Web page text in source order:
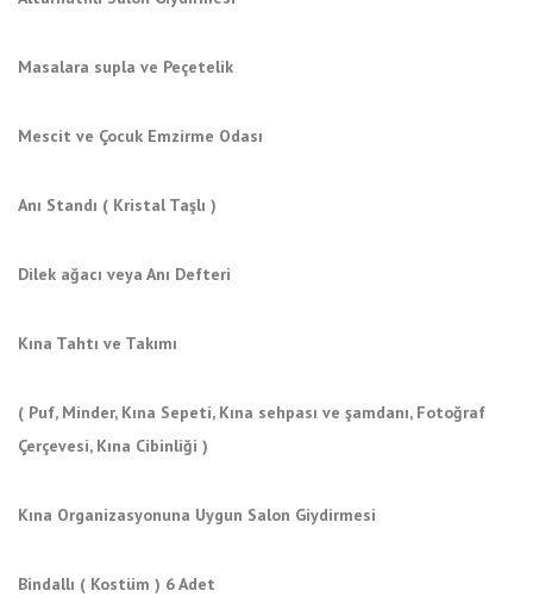
Masalara supla ve Peçetelik
Mescit ve Çocuk Emzirme Odası
Anı Standı ( Kristal Taşlı )
Dilek ağacı veya Anı Defteri
Kına Tahtı ve Takımı
( Puf, Minder, Kına Sepeti, Kına sehpası ve şamdanı, Fotoğraf
Çerçevesi, Kına Cibinliği )
Kına Organizasyonuna Uygun Salon Giydirmesi
Bindallı ( Kostüm ) 6 Adet